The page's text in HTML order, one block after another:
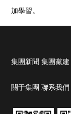
加學習。
集團新聞 集團黨建
關于集團 聯系我們